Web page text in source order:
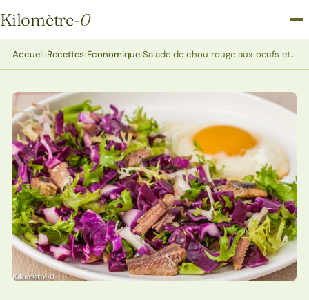
Kilomètre-0
Kilomètre-0
Accueil›Recettes›Economique› Salade de chou rouge aux oeufs et sardines